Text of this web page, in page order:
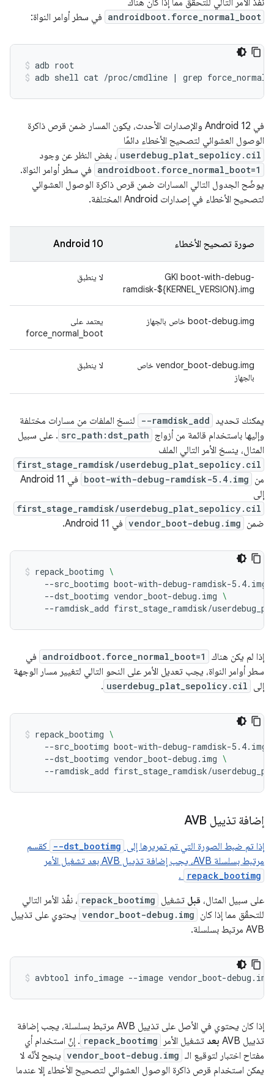
نفِّذ الأمر التالي للتحقّق مما إذا كان هناك
androidboot.force_normal_boot في سطر أوامر النواة:
adb root
adb shell cat /proc/cmdline | grep
في Android 12 والإصدارات الأحدث، يكون المسار ضمن قرص ذاكرة
الوصول العشوائي لتصحيح الأخطاء دائمًا
userdebug_plat_sepolicy.cil ، بغض النظر عن وجود
androidboot.force_normal_boot=1 في سطر أوامر النواة.
يوضّح الجدول التالي المسارات ضمن قرص ذاكرة الوصول العشوائي
لتصحيح الأخطاء في إصدارات Android المختلفة.
صورة تصحيح الأخطاء Android 10
GKI boot-with-debug-
ramdisk-${KERNEL_VERSION}.img
لا ينطبق
boot-debug.img خاص بالجهاز
يعتمد على
force_normal_boot
vendor_boot-debug.img خاص
بالجهاز
لا ينطبق
يمكنك تحديد --ramdisk_add
لنسخ الملفات من مسارات مختلفة
وإليها باستخدام قائمة من أزواج src_path:dst_path . على سبيل
المثال، ينسخ الأمر التالي الملف
first_stage_ramdisk/userdebug_plat_sepolicy.cil
من boot-with-debug-ramdisk-5.4.img
في Android 11
إلى
first_stage_ramdisk/userdebug_plat_sepolicy.cil
ضمن vendor_boot-debug.img في Android 11.
repack_bootimg \
--src_bootimg boot-with-debug-ramdisk-5.4.img
--dst_bootimg vendor_boot-debug.img \
--ramdisk_add first_stage_ramdisk/
إذا لم يكن هناك androidboot.force_normal_boot=1 في
سطر أوامر النواة، يجب تعديل الأمر على النحو التالي لتغيير مسار الوجهة
إلى userdebug_plat_sepolicy.cil
.
repack_bootimg \
--src_bootimg boot-with-debug-ramdisk-5.4.img
--dst_bootimg vendor_boot-debug.img \
--ramdisk_add first_stage_ramdisk/
إضافة تذييل AVB
إذا تم ضبط الصورة التي تم تمريرها إلى --dst_bootimg كقسم
مرتبط بسلسلة AVB، يجب إضافة تذييل AVB بعد تشغيل الأمر
repack_bootimg
.
على سبيل المثال، قبل تشغيل repack_bootimg ، نفِّذ الأمر التالي
للتحقّق مما إذا كان vendor_boot-debug.img يحتوي على تذييل
AVB مرتبط بسلسلة.
avbtool info_image --image vendor_boot-debug.img
إذا كان يحتوي في الأصل على تذييل AVB مرتبط بسلسلة، يجب إضافة
تذييل AVB
بعد تشغيل الأمر repack_bootimg . إنّ استخدام أي
مفتاح اختبار لتوقيع الـ vendor_boot-debug.img ينجح لأنّه لا
يمكن استخدام قرص ذاكرة الوصول العشوائي لتصحيح الأخطاء إلا عندما